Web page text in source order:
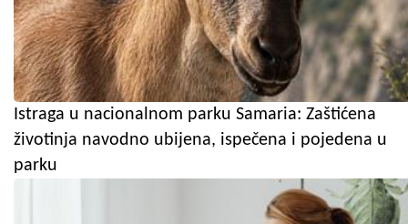
Istraga u nacionalnom parku Samaria: Zaštićena
životinja navodno ubijena, ispečena i pojedena u
parku